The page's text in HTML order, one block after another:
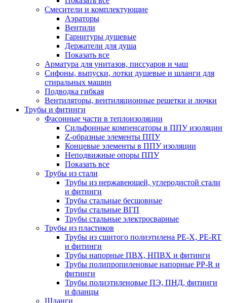
Смесители и комплектующие
Аэраторы
Вентили
Гарнитуры душевые
Держатели для душа
Показать все
Арматура для унитазов, писсуаров и чаш
Сифоны, выпуски, лотки душевые и шланги для
стиральных машин
Подводка гибкая
Вентиляторы, вентиляционные решетки и лючки
Трубы и фитинги
Фасонные части в теплоизоляции
Cильфонные компенсаторы в ППУ изоляции
Z-образные элементы ППУ
Концевые элементы в ППУ изоляции
Неподвижные опоры ППУ
Показать все
Трубы из стали
Трубы из нержавеющей, углеродистой стали
и фитинги
Трубы стальные бесшовные
Трубы стальные ВГП
Трубы стальные электросварные
Трубы из пластиков
Трубы из сшитого полиэтилена PE-X, PE-RT
и фитинги
Трубы напорные ПВХ, НПВХ и фитинги
Трубы полипропиленовые напорные PP-R и
фитинги
Трубы полиэтиленовые ПЭ, ПНД, фитинги
и фланцы
Шланги